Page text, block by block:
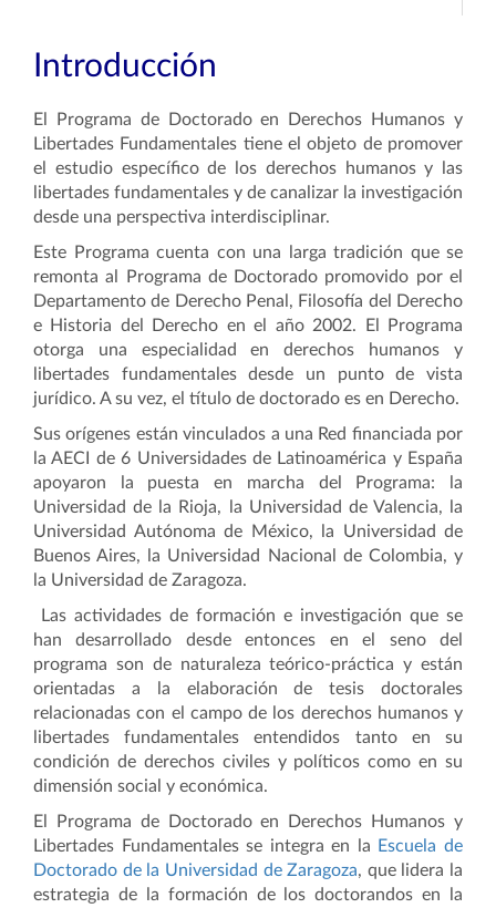
Introducción
El Programa de Doctorado en Derechos Humanos y
Libertades Fundamentales tiene el objeto de promover
el estudio específico de los derechos humanos y las
libertades fundamentales y de canalizar la investigación
desde una perspectiva interdisciplinar.
Este Programa cuenta con una larga tradición que se
remonta al Programa de Doctorado promovido por el
Departamento de Derecho Penal, Filosofía del Derecho
e Historia del Derecho en el año 2002. El Programa
otorga una especialidad en derechos humanos y
libertades fundamentales desde un punto de vista
jurídico. A su vez, el título de doctorado es en Derecho.
Sus orígenes están vinculados a una Red financiada por
la AECI de 6 Universidades de Latinoamérica y España
apoyaron la puesta en marcha del Programa: la
Universidad de la Rioja, la Universidad de Valencia, la
Universidad Autónoma de México, la Universidad de
Buenos Aires, la Universidad Nacional de Colombia, y
la Universidad de Zaragoza.
Las actividades de formación e investigación que se
han desarrollado desde entonces en el seno del
programa son de naturaleza teórico-práctica y están
orientadas a la elaboración de tesis doctorales
relacionadas con el campo de los derechos humanos y
libertades fundamentales entendidos tanto en su
condición de derechos civiles y políticos como en su
dimensión social y económica.
El Programa de Doctorado en Derechos Humanos y
Libertades Fundamentales se integra en la
Escuela de
Doctorado de la Universidad de Zaragoza, que lidera la
estrategia de la formación de los doctorandos en la